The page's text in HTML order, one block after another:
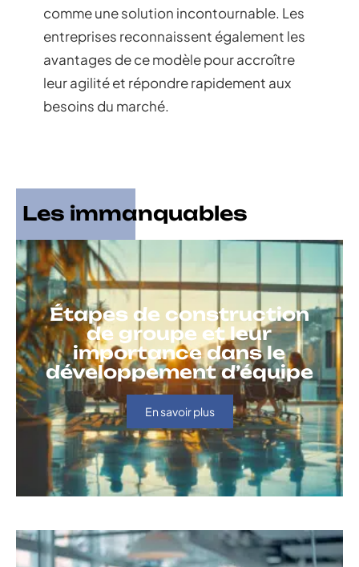
comme une solution incontournable. Les
entreprises reconnaissent également les
avantages de ce modèle pour accroître
leur agilité et répondre rapidement aux
besoins du marché.
Les immanquables
Étapes de construction
de groupe et leur
importance dans le
développement d’équipe
En savoir plus